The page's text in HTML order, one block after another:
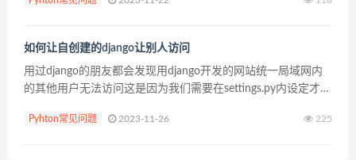
表和元组。 序列都可以进...
如何让自创建的django让别人访问
用过django的朋友都会发现用django开发的网站统一局域网内
的其他用户无法访问这是因为我们需要在settings.py内设定才可
c...
Pyhton常见问题 2023-11-26 225